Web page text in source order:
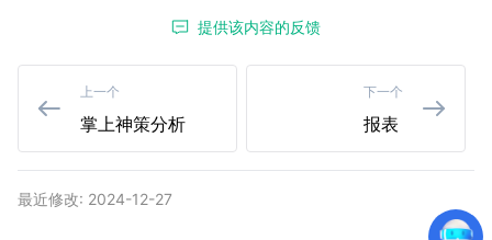
提供该内容的反馈
上一个
掌上神策分析
下一个
报表
最近修改: 2024-12-27